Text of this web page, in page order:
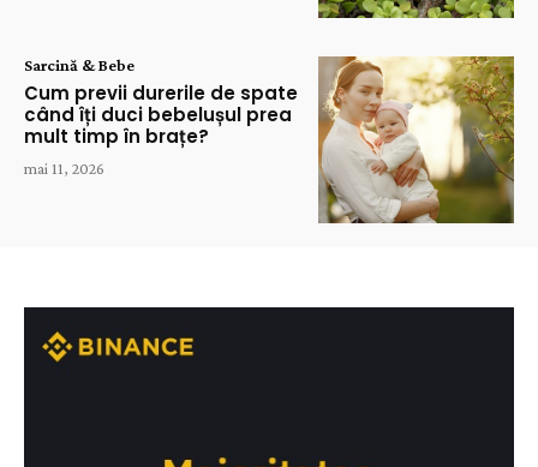
Sarcină & Bebe
Cum previi durerile de spate
când îți duci bebelușul prea
mult timp în brațe?
mai 11, 2026